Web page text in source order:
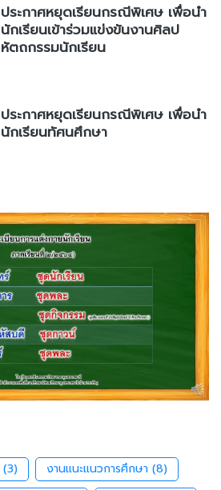
ประกาศหยุดเรียนกรณีพิเศษ เพื่อนำ
นักเรียนเข้าร่วมแข่งขันงานศิลป
หัตถกรรมนักเรียน
ประกาศหยุดเรียนกรณีพิเศษ เพื่อนำ
นักเรียนทัศนศึกษา
(3) งานแนะแนวการศึกษา (8)